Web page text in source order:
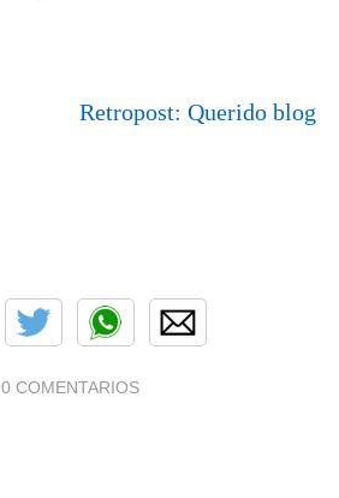
Retropost: Querido blog
0 COMENTARIOS